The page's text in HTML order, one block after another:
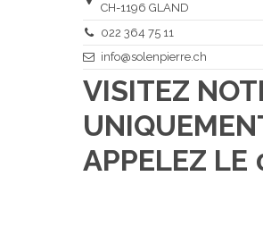
CH-1196 GLAND
022 364 75 11
info@solenpierre.ch
VISITEZ
APPELEZ LE